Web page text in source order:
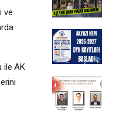
ve
ile AK